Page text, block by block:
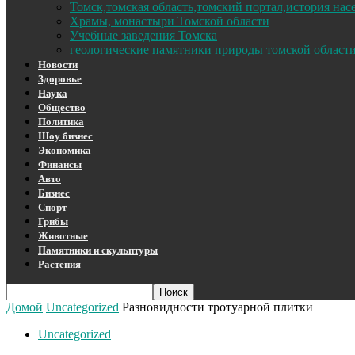
Томск,томская область,томский портал,история
Храмы, монастыри Томской области
Учебные заведения Томска
геологические памятники природы томской области
Новости
Здоровье
Наука
Общество
Политика
Шоу бизнес
Экономика
Финансы
Авто
Бизнес
Спорт
Грибы
Животные
Памятники и скульптуры
Растения
Домой Uncategorized Разновидности тротуарной плитки
Uncategorized